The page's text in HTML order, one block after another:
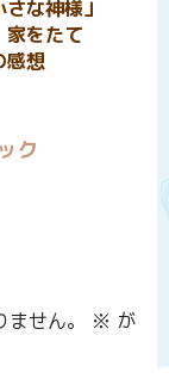
さな神様」
家をたて
感想
ク
せん。 ※ が